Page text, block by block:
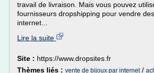
travail de livraison. Mais vous pouvez
fournisseurs dropshipping pour vendre
internet...
Lire la suite
Site : https://www.dropsites.fr
Thèmes liés : vente de bijoux par internet/